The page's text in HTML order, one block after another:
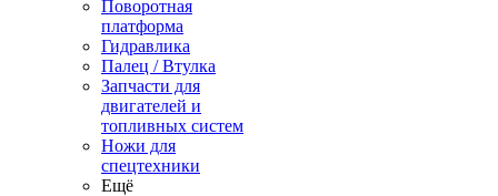
Поворотная
платформа
Гидравлика
Палец / Втулка
Запчасти для
двигателей и
топливных систем
Ножи для
спецтехники
Ещё